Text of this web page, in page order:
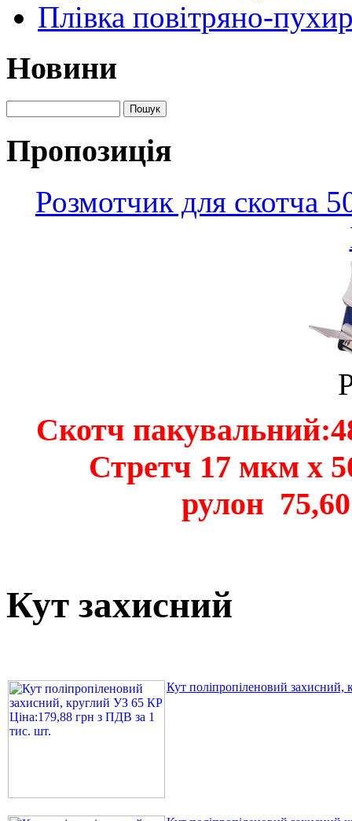
Плівка повітряно-
Новини
Пропозиція
Розмотчик для скотча
Скотч
Стретч 17 мкм х
рулон
Кут захисний
Кут поліпропіленовий